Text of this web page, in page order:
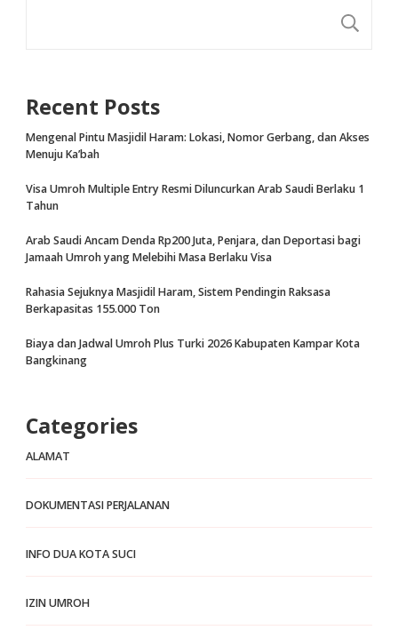
Recent Posts
Mengenal Pintu Masjidil Haram: Lokasi, Nomor Gerbang, dan Akses
Menuju Ka’bah
Visa Umroh Multiple Entry Resmi Diluncurkan Arab Saudi Berlaku 1
Tahun
Arab Saudi Ancam Denda Rp200 Juta, Penjara, dan Deportasi bagi
Jamaah Umroh yang Melebihi Masa Berlaku Visa
Rahasia Sejuknya Masjidil Haram, Sistem Pendingin Raksasa
Berkapasitas 155.000 Ton
Biaya dan Jadwal Umroh Plus Turki 2026 Kabupaten Kampar Kota
Bangkinang
Categories
ALAMAT
DOKUMENTASI PERJALANAN
INFO DUA KOTA SUCI
IZIN UMROH